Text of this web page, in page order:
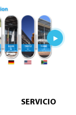
SERVICIO